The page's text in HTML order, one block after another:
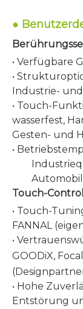
●
• Verfügbare
•
Industrie-
• Touch-
wasserfest,
Gesten- und
•
Touch-
• Touch-
FANNAL
•
GOODiX,
• Hohe
Entstörung